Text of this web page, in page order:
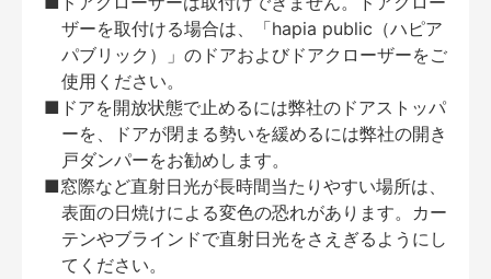
ザーを取付ける場合は、「hapia public（ハピア
パブリック）」のドアおよびドアクローザーをご
使用ください。
■ドアを開放状態で止めるには弊社のドアストッパ
ーを、ドアが閉まる勢いを緩めるには弊社の開き
戸ダンパーをお勧めします。
■窓際など直射日光が長時間当たりやすい場所は、
表面の日焼けによる変色の恐れがあります。カー
テンやブラインドで直射日光をさえぎるようにし
てください。